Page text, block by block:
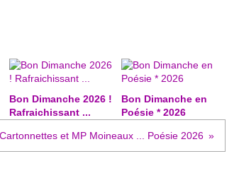
Bon Dimanche 2026 !
Rafraichissant ...
Bon Dimanche en
Poésie * 2026
Cartonnettes et MP Moineaux ... Poésie 2026